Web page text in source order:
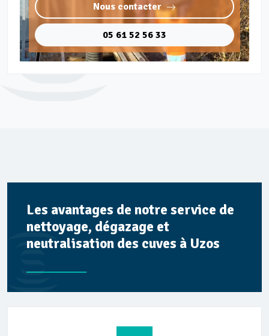
Nous contacter
05 61 52 56 33
Les avantages de notre service de
nettoyage, dégazage et
neutralisation des cuves à Uzos